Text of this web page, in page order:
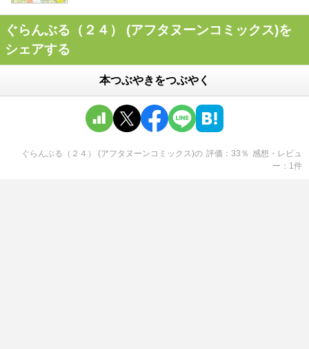
ぐらんぶる（２４） (アフタヌーンコミックス)を
シェアする
本つぶやきをつぶやく
ぐらんぶる（２４） (アフタヌーンコミックス)の 評価 33 ％ 感想・レビュ
ー
1件